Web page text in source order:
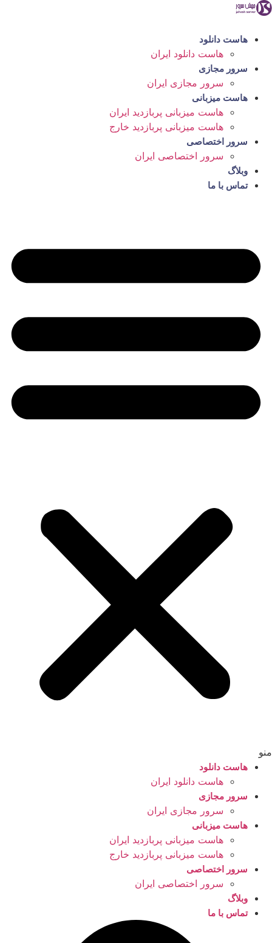
پرش
محتوا
هاست دانلود
هاست دانلود ایران
سرور مجازی
سرور مجازی ایران
هاست میزبانی
هاست میزبانی پربازدید ایران
هاست میزبانی پربازدید خارج
سرور اختصاصی
سرور اختصاصی ایران
وبلاگ
تماس با ما
منو
هاست دانلود
هاست دانلود ایران
سرور مجازی
سرور مجازی ایران
هاست میزبانی
هاست میزبانی پربازدید ایران
هاست میزبانی پربازدید خارج
سرور اختصاصی
سرور اختصاصی ایران
وبلاگ
تماس با ما